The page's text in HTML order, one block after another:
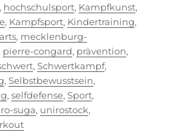
, hochschulsport, Kampfkunst,
, Kampfsport, Kindertraining,
, mecklenburg-
pierre-congard, prävention,
, Schwertkampf,
, Selbstbewusstsein,
, selfdefense, Sport,
suga, unirostock,